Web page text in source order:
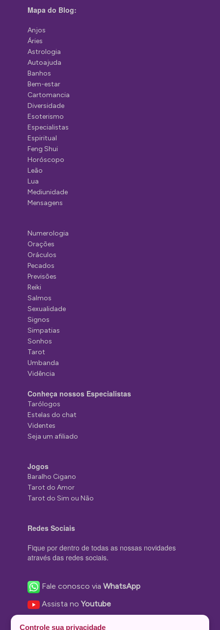
Mapa do Blog:
Anjos
Áries
Astrologia
Autoajuda
Banhos
Bem-estar
Cartomancia
Diversidade
Esoterismo
Especialistas
Espiritual
Feng Shui
Horóscopo
Leão
Lua
Mediunidade
Mensagens
Numerologia
Orações
Oráculos
Pecados
Previsões
Reiki
Salmos
Sexualidade
Signos
Simpatias
Sonhos
Tarot
Umbanda
Vidência
Conheça nossos Especialistas
Tarólogos
Estelas do chat
Videntes
Seja um afiliado
Jogos
Baralho Cigano
Tarot do Amor
Tarot do Sim ou Não
Redes Sociais
Fique por dentro de todas as nossas novidades
através das redes sociais.
Fale conosco viaWhatsApp
Assista noYoutube
Controle sua privacidade